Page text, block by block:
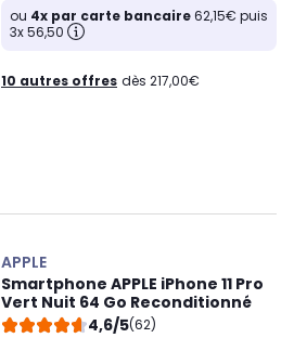
ou 4x par carte bancaire62,15€ puis
3x 56,50
10 autres offres dès 217,00€
APPLE
Smartphone APPLE iPhone 11 Pro
Vert Nuit 64 Go Reconditionné
4,6/5(62)